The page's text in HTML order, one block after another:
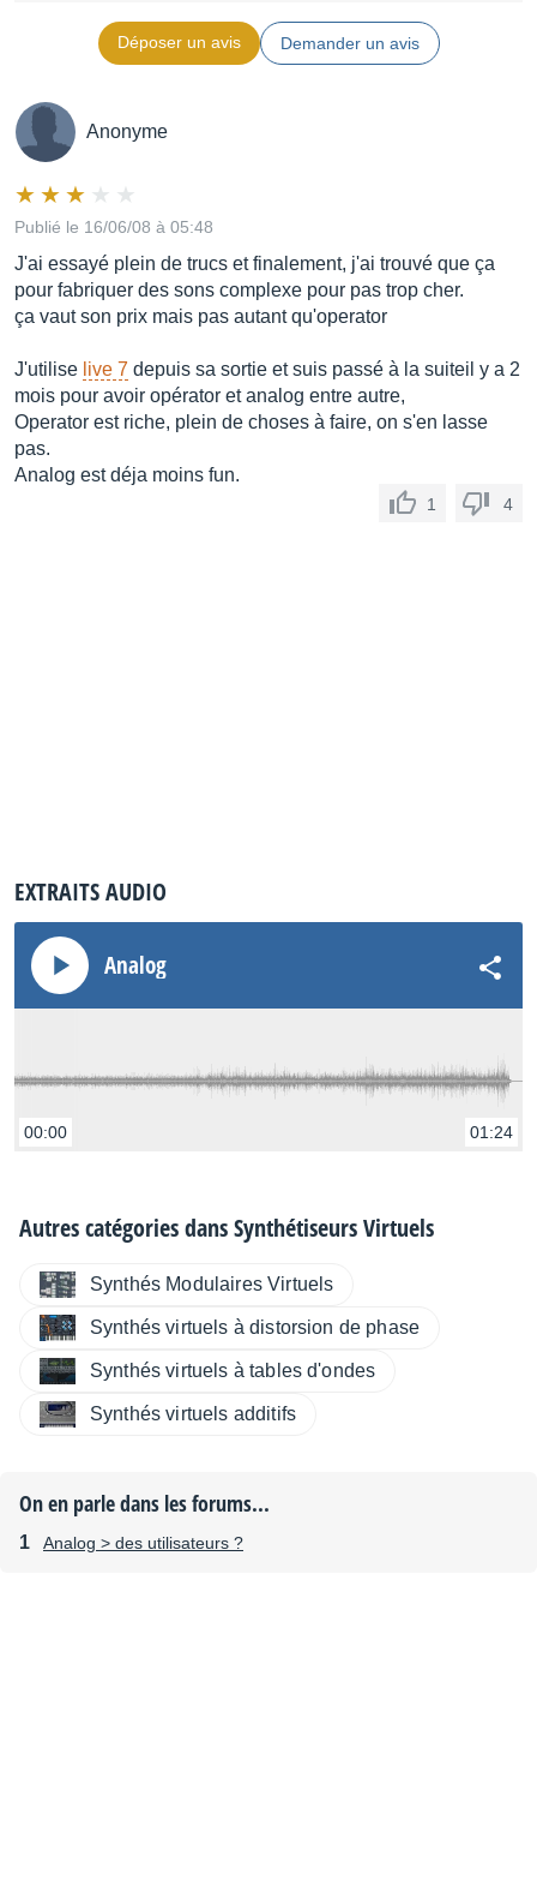
Déposer un avis Demander un avis
Anonyme
Publié le 16/06/08 à 05:48
J'ai essayé plein de trucs et finalement, j'ai trouvé que ça
pour fabriquer des sons complexe pour pas trop cher.
ça vaut son prix mais pas autant qu'operator
J'utilise live 7 depuis sa sortie et suis passé à la suiteil y a 2
mois pour avoir opérator et analog entre autre,
Operator est riche, plein de choses à faire, on s'en lasse
pas.
Analog est déja moins fun.
1 4
EXTRAITS AUDIO
Analog
00:00 01:24
Autres catégories dansSynthétiseurs Virtuels
Synthés Modulaires Virtuels
Synthés virtuels à distorsion de phase
Synthés virtuels à tables d'ondes
Synthés virtuels additifs
On en parle dans les forums...
Analog > des utilisateurs ?